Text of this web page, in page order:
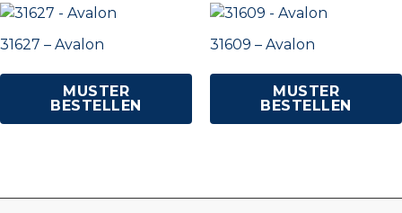
31627 – Avalon
MUSTER
BESTELLEN
31609 – Avalon
MUSTER
BESTELLEN